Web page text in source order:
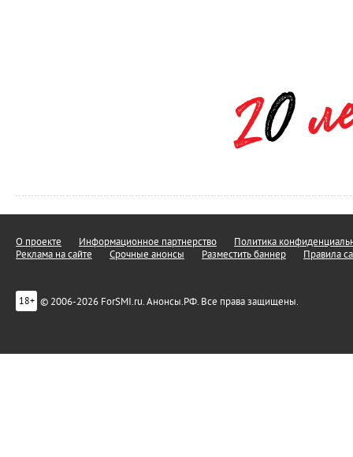
О проекте Информационное партнерство
Политика
Реклама на сайте
Срочные анонсы Разместить баннер Правила
18+ © 2006-2026 ForSMI.ru. Анонсы.РФ. Все права защищены.